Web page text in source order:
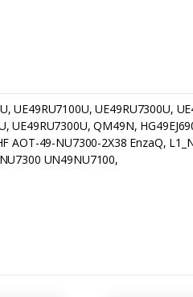
UE49RU7100U, UE49RU7300U,
UE49RU7300U, QM49N,
AOT-49-NU7300-2X38 EnzaQ,
UN49NU7100,